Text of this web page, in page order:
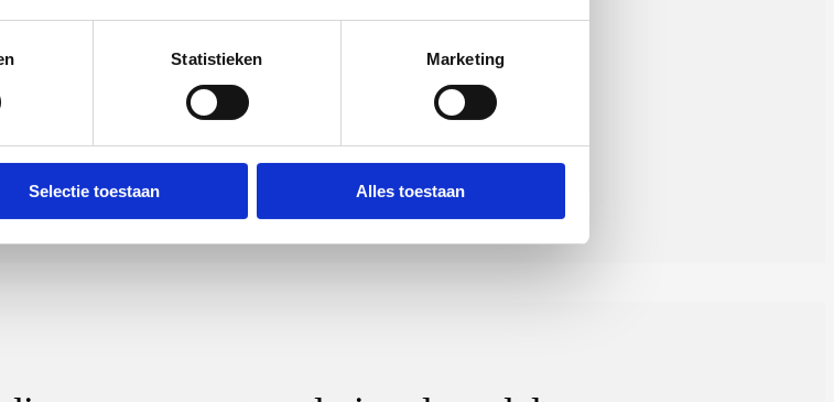
Statistieken Marketing
Selectie toestaan Alles toestaan